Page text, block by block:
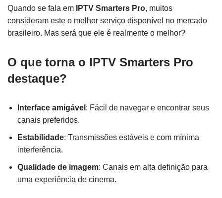
Quando se fala em IPTV Smarters Pro, muitos
consideram este o melhor serviço disponível no mercado
brasileiro. Mas será que ele é realmente o melhor?
O que torna o IPTV Smarters Pro
destaque?
Interface amigável : Fácil de navegar e encontrar seus
canais preferidos.
Estabilidade: Transmissões estáveis e com mínima
interferência.
Qualidade de imagem: Canais em alta definição para
uma experiência de cinema.